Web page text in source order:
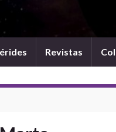
Revistas